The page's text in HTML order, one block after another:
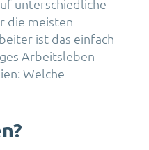
unterschiedliche
die meisten
ist das einfach
Arbeitsleben
Welche